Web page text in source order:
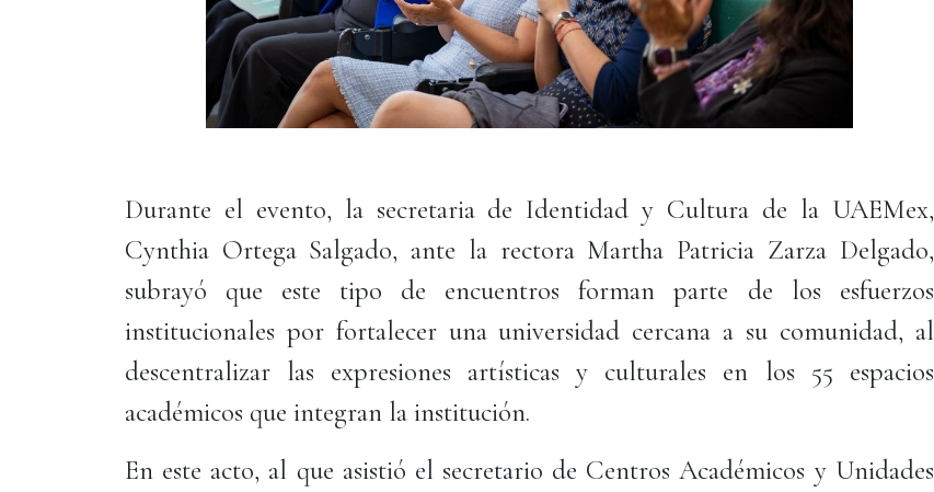
Durante el evento, la secretaria de Identidad y Cultura de la UAEMex,
Cynthia Ortega Salgado, ante la rectora Martha Patricia Zarza Delgado,
subrayó que este tipo de encuentros forman parte de los esfuerzos
institucionales por fortalecer una universidad cercana a su comunidad, al
descentralizar las expresiones artísticas y culturales en los 55 espacios
académicos que integran la institución.
En este acto, al que asistió el secretario de Centros Académicos y Unidades